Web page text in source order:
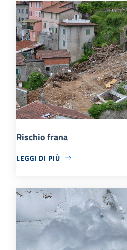
Rischio frana
LEGGI DI PIÙ